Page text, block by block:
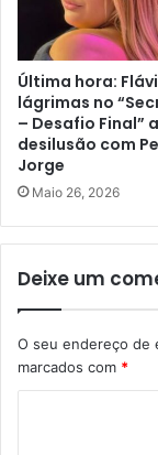
Última hora:
lágrimas no
– Desafio Final”
desilusão com
Jorge
Maio 26, 2026
Deixe um
O seu endereço de
marcados com *